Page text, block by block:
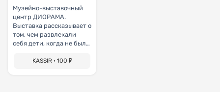
Музейно-выставочный
центр ДИОРАМА.
Выставка рассказывает о
том, чем развлекали
себя дети, когда не было
гаджетов, как проводили
KASSIR · 100 ₽